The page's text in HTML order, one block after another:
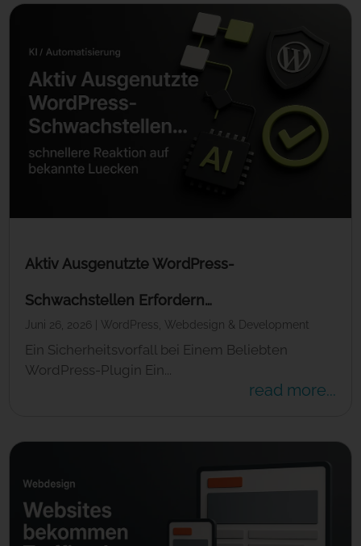
Aktiv Ausgenutzte WordPress-
Schwachstellen Erfordern…
Juni 26, 2026 WordPress Webdesign & Development
Ein Sicherheitsvorfall bei Einem Beliebten
WordPress-Plugin Ein...
read more...